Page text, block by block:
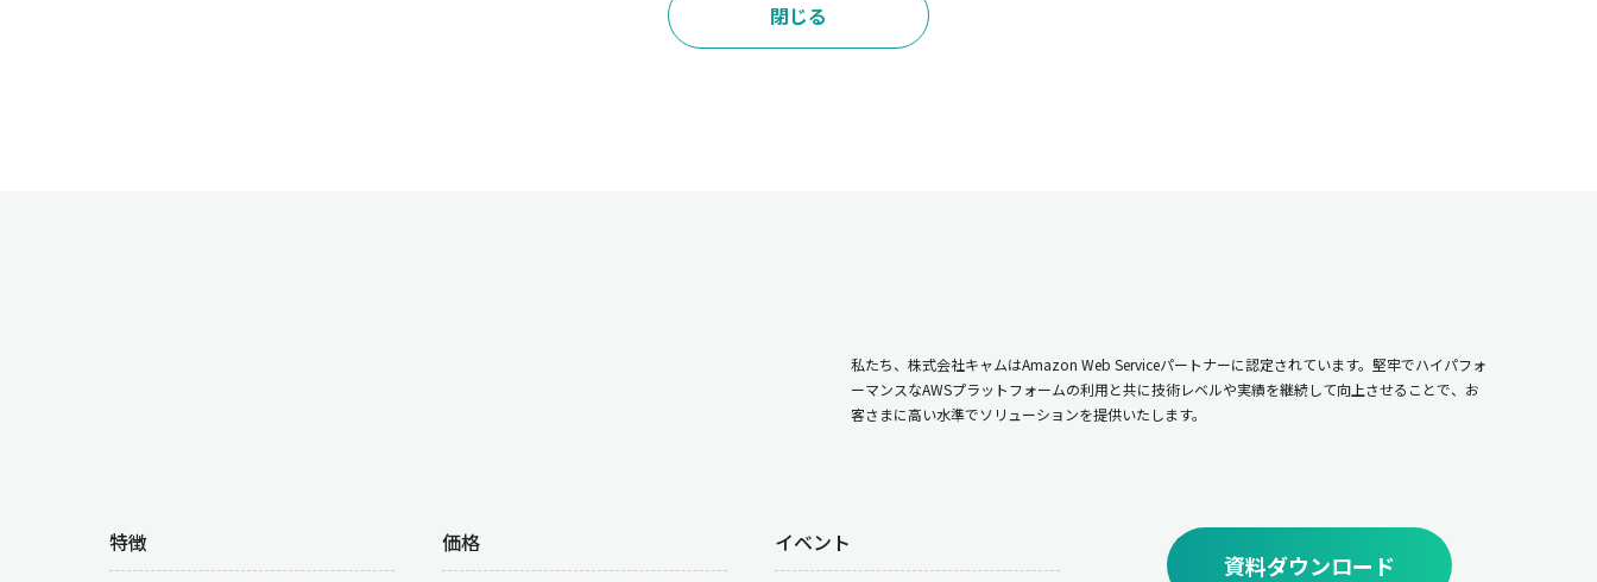
閉じる
私たち、株式会社キャムはAmazon Web Serviceパートナーに認定されています。堅牢でハイパフォ
ーマンスなAWSプラットフォームの利用と共に技術レベルや実績を継続して向上させることで、お
客さまに高い水準でソリューションを提供いたします。
特徴 価格 イベント
資料ダウンロード